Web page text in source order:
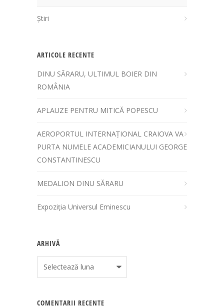
Știri
ARTICOLE RECENTE
DINU SĂRARU, ULTIMUL BOIER DIN
ROMÂNIA
APLAUZE PENTRU MITICĂ POPESCU
AEROPORTUL INTERNAȚIONAL CRAIOVA VA
PURTA NUMELE ACADEMICIANULUI GEORGE
CONSTANTINESCU
MEDALION DINU SĂRARU
Expoziția Universul Eminescu
ARHIVĂ
Arhivă
COMENTARII RECENTE